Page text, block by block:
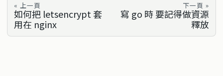
« 上一頁
如何把 letsencrypt 套
用在 nginx
下一頁 »
寫 go 時 要記得做資源
釋放